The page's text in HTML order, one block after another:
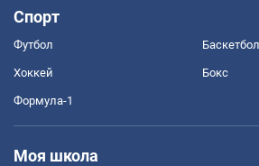
Спорт
Футбол Баскетбол
Хоккей Бокс
Формула-1
Моя школа